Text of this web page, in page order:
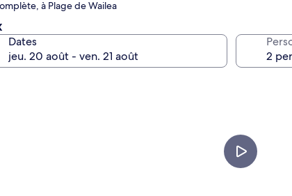
à Plage de Wailea
Dates